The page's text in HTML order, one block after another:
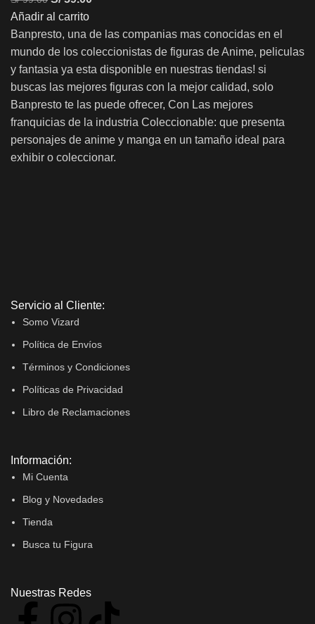
Añadir al carrito
Banpresto, una de las companias mas conocidas en el
mundo de los coleccionistas de figuras de Anime, peliculas
y fantasia ya esta disponible en nuestras tiendas! si
buscas las mejores figuras con la mejor calidad, solo
Banpresto te las puede ofrecer, Con Las mejores
franquicias de la industria Coleccionable: que presenta
personajes de anime y manga en un tamaño ideal para
exhibir o coleccionar.
Servicio al Cliente:
Somo Vizard
Política de Envíos
Términos y Condiciones
Políticas de Privacidad
Libro de Reclamaciones
Información:
Mi Cuenta
Blog y Novedades
Tienda
Busca tu Figura
Nuestras Redes